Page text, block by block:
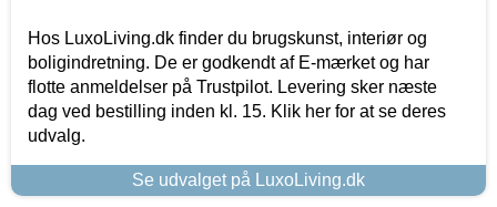
Hos LuxoLiving.dk finder du brugskunst, interiør og
boligindretning. De er godkendt af E-mærket og har
flotte anmeldelser på Trustpilot. Levering sker næste
dag ved bestilling inden kl. 15. Klik her for at se deres
udvalg.
Se udvalget på LuxoLiving.dk